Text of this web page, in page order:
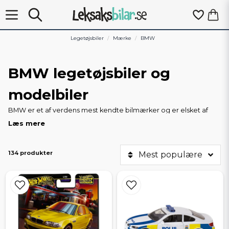
Legetøjsbiler Mærke BMW
BMW legetøjsbiler og
modelbiler
BMW er et af verdens mest kendte bilmærker og er elsket af
både bilentusiaster og samlere. På Leksaksbilar.se finder du et
og i8. Sortimentet omfatter både små biler i skala 1:64 og store,
detaljerede samlermodeller i 1:18 og 1:24, alle med licens fra
Bredt udvalg til samlere og børn
Vi tilbyder både legebiler til børn og modelbiler af høj kvalitet til
samlere. Her finder du:
Læs mere
134 produkter Mest populære